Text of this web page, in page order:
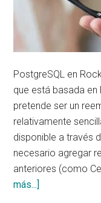
PostgreSQL en
que está basada en
pretende ser un
relativamente
disponible a través
necesario agregar
anteriores (como
más...]